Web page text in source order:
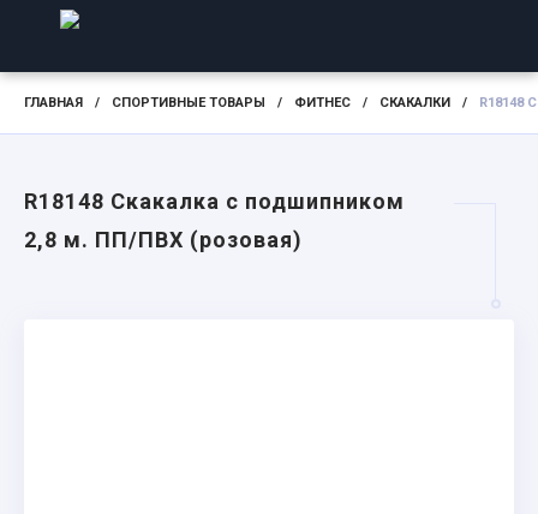
ГЛАВНАЯ / СПОРТИВНЫЕ ТОВАРЫ / ФИТНЕС / СКАКАЛКИ /
R18148 Скакалка с подшипником
2,8 м. ПП/ПВХ (розовая)